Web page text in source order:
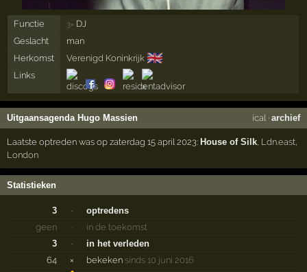
Functie 3× DJ
Geslacht
man
Herkomst
Verenigd Koninkrijk 🇬🇧
Links
Uitgaansagenda Hugo Massien ical· archief
Laatste optreden was op zaterdag 15 april 2023: House of Silk Ldn.east
London
Statistieken
3 ·
optredens
geen
·
in de toekomst
3
·
in het verleden
64
× bekeken sinds 10 juni 2016